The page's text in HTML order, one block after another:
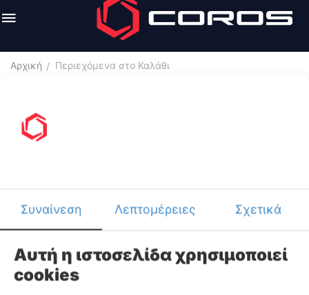
Αρχική / Περιεχόμενα στο Καλάθι
Συναίνεση Λεπτομέρειες Σχετικά
Αυτή η ιστοσελίδα χρησιμοποιεί
cookies